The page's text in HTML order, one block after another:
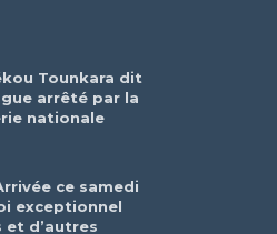
Tounkara dit
arrêté par la
nationale
ce samedi
exceptionnel
et d’autres